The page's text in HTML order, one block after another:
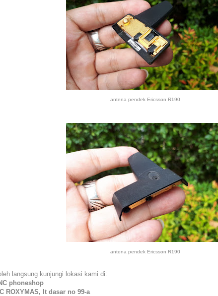
antena pendek Ericsson R190
antena pendek Ericsson R190
langsung kunjungi lokasi kami di:
phoneshop
ROXYMAS, lt dasar no 99-a